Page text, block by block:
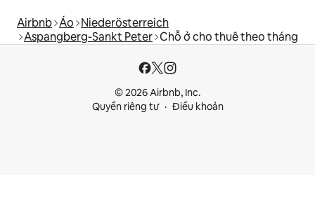
Airbnb Áo Niederösterreich
Aspangberg-Sankt Peter Chỗ ở cho thuê theo tháng
© 2026 Airbnb, Inc.
Quyền riêng tư
Điều khoản